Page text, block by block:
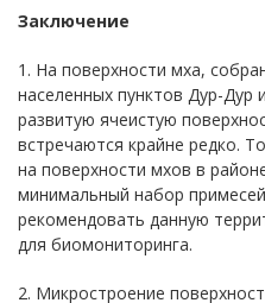
Заключение
1. На поверхности мха,
населенных пунктов Дур-Дур
развитую ячеистую
встречаются крайне редко.
на поверхности мхов в
минимальный набор
рекомендовать данную
для биомониторинга.
2. Микростроение